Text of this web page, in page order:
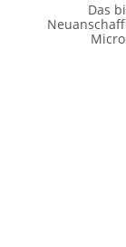
Das